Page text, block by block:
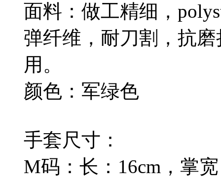
面料：做工精细，
弹纤维，耐刀割，抗
用。
颜色：军绿色
手套尺寸：
M码：长：16cm，掌